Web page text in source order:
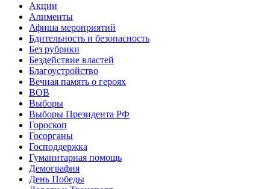
Акции
Алименты
Афиша мероприятий
Бдительность и безопасность
Без рубрики
Бездействие властей
Благоустройство
Вечная память о героях
ВОВ
Выборы
Выборы Президента РФ
Гороскоп
Госорганы
Господдержка
Гуманитарная помощь
Демография
День Победы